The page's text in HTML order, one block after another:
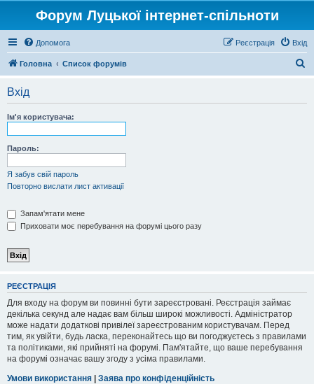
Форум Луцької інтернет-спільноти
Допомога Вхід
Реєстрація
Головна Список форумів
Вхід
Ім'я користувача:
Пароль:
Я забув свій пароль
Повторно вислати лист активації
Запам'ятати мене
Приховати моє перебування на форумі цього разу
РЕЄСТРАЦІЯ
Для входу на форум ви повинні бути зареєстровані. Реєстрація займає
декілька секунд але надає вам більш широкі можливості. Адміністратор
може надати додаткові привілеї зареєстрованим користувачам. Перед
тим, як увійти, будь ласка, переконайтесь що ви погоджуєтесь з правилами
та політиками, які прийняті на форумі. Пам'ятайте, що ваше перебування
на форумі означає вашу згоду з усіма правилами.
Умови використання | Заява про конфіденційність